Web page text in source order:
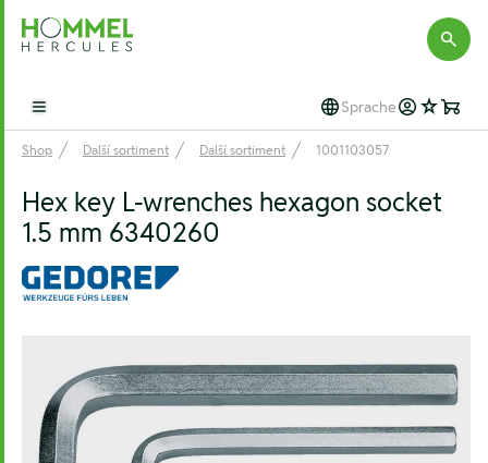
Hommel Hercules
Open main menu Sprache
Shop Další sortiment Další sortiment 1001103057
Hex key L-wrenches hexagon socket
1.5 mm 6340260